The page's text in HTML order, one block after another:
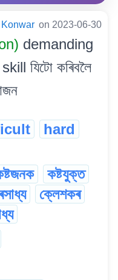
on 2023-06-30
demanding
যিটো কৰিবলৈ
hard
কষ্টযুক্ত
ক্লেশকৰ